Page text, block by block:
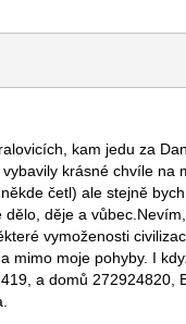
kam jedu za
krásné chvíle na
četl) ale stejně
děje a
vymoženosti
mimo moje pohyby. I
a domů 272924820,